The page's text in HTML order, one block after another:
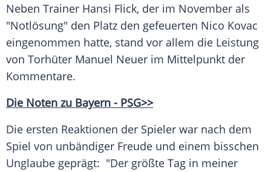
Neben Trainer Hansi Flick, der im November als
"Notlösung" den Platz den gefeuerten Nico Kovac
eingenommen hatte, stand vor allem die Leistung
von Torhüter Manuel Neuer im Mittelpunkt der
Kommentare.
Die Noten zu Bayern - PSG>>
Die ersten Reaktionen der Spieler war nach dem
Spiel von unbändiger Freude und einem bisschen
Unglaube geprägt: "Der größte Tag in meiner